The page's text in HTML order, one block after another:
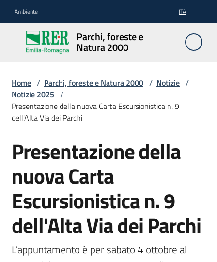
Ambiente ITA
Parchi, foreste e
Natura 2000
Parchi,
foreste
e
2000
Aree
Rete
Natura
2000
Foreste
Home / Parchi, foreste e Natura 2000 / Notizie /
Notizie 2025 /
Presentazione della nuova Carta Escursionistica n. 9
dell'Alta Via dei Parchi
Salta al contenuto
Presentazione della
nuova Carta
Escursionistica n. 9
dell'Alta Via dei Parchi
L'appuntamento è per sabato 4 ottobre al